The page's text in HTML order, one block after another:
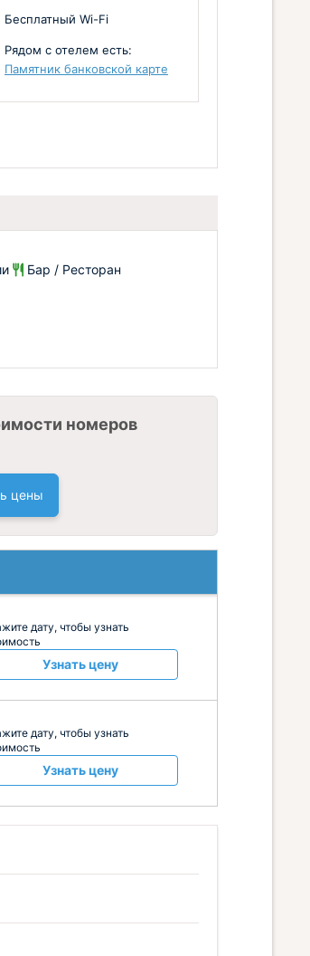
Бесплатный Wi-Fi
Рядом с отелем есть:
Памятник банковской карте
Бар / Ресторан
номеров
цены
дату, чтобы узнать
Узнать цену
дату, чтобы узнать
Узнать цену